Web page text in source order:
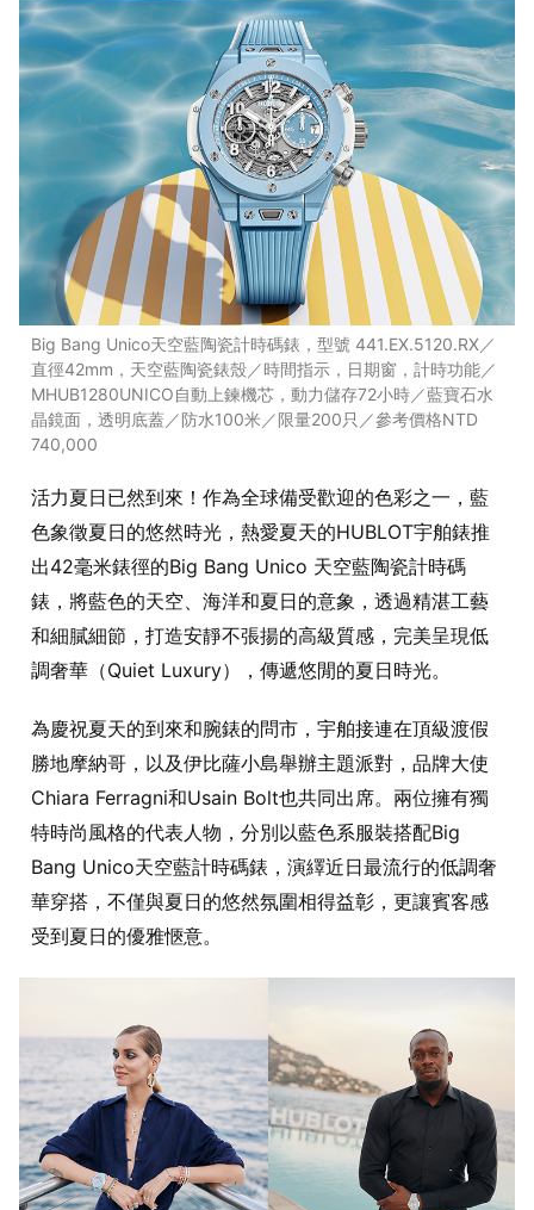
Big Bang Unico天空藍陶瓷計時碼錶，型號 441.EX.5120.RX／
直徑42mm，天空藍陶瓷錶殼／時間指示，日期窗，計時功能／
MHUB1280UNICO自動上鍊機芯，動力儲存72小時／藍寶石水
晶鏡面，透明底蓋／防水100米／限量200只／參考價格NTD
740,000
活力夏日已然到來！作為全球備受歡迎的色彩之一，藍
色象徵夏日的悠然時光，熱愛夏天的HUBLOT宇舶錶推
出42毫米錶徑的Big Bang Unico 天空藍陶瓷計時碼
錶，將藍色的天空、海洋和夏日的意象，透過精湛工藝
和細膩細節，打造安靜不張揚的高級質感，完美呈現低
調奢華（Quiet Luxury），傳遞悠閒的夏日時光。
為慶祝夏天的到來和腕錶的問市，宇舶接連在頂級渡假
勝地摩納哥，以及伊比薩小島舉辦主題派對，品牌大使
Chiara Ferragni和Usain Bolt也共同出席。兩位擁有獨
特時尚風格的代表人物，分別以藍色系服裝搭配Big
Bang Unico天空藍計時碼錶，演繹近日最流行的低調奢
華穿搭，不僅與夏日的悠然氛圍相得益彰，更讓賓客感
受到夏日的優雅愜意。